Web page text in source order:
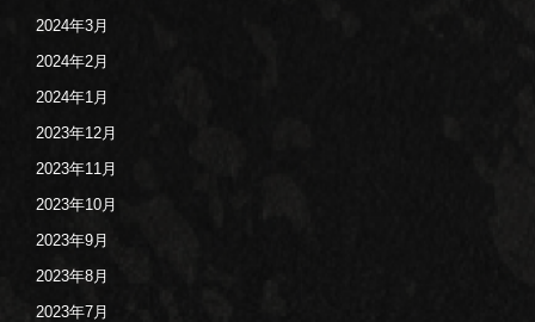
2024年3月
2024年2月
2024年1月
2023年12月
2023年11月
2023年10月
2023年9月
2023年8月
2023年7月